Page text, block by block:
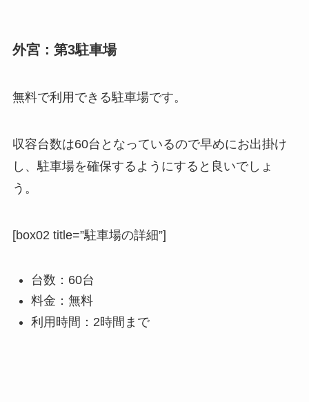
外宮：第3駐車場
無料で利用できる駐車場です。
収容台数は60台となっているので早めにお出掛け
し、駐車場を確保するようにすると良いでしょ
う。
[box02 title=”駐車場の詳細”]
台数：60台
料金：無料
利用時間：2時間まで